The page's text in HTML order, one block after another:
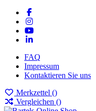
FAQ
Impressum
Kontaktieren Sie uns
Merkzettel ()
Vergleichen ()